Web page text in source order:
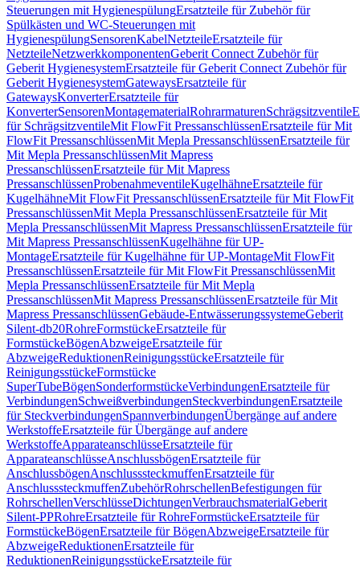
Steuerungen mit HygienespülungErsatzteile für Zubehör für
Spülkästen und WC-Steuerungen mit
HygienespülungSensorenKabelNetzteileErsatzteile für
NetzteileNetzwerkkomponentenGeberit Connect Zubehör für
Geberit HygienesystemErsatzteile für Geberit Connect Zubehör für
Geberit HygienesystemGatewaysErsatzteile für
GatewaysKonverterErsatzteile für
KonverterSensorenMontagematerialRohrarmaturenSchrägsitzventile
für SchrägsitzventileMit FlowFit PressanschlüssenErsatzteile für Mit
FlowFit PressanschlüssenMit Mepla PressanschlüssenErsatzteile für
Mit Mepla PressanschlüssenMit Mapress
PressanschlüssenErsatzteile für Mit Mapress
PressanschlüssenProbenahmeventileKugelhähneErsatzteile für
KugelhähneMit FlowFit PressanschlüssenErsatzteile für Mit FlowFit
PressanschlüssenMit Mepla PressanschlüssenErsatzteile für Mit
Mepla PressanschlüssenMit Mapress PressanschlüssenErsatzteile für
Mit Mapress PressanschlüssenKugelhähne für UP-
MontageErsatzteile für Kugelhähne für UP-MontageMit FlowFit
PressanschlüssenErsatzteile für Mit FlowFit PressanschlüssenMit
Mepla PressanschlüssenErsatzteile für Mit Mepla
PressanschlüssenMit Mapress PressanschlüssenErsatzteile für Mit
Mapress PressanschlüssenGebäude-EntwässerungssystemeGeberit
Silent-db20RohreFormstückeErsatzteile für
FormstückeBögenAbzweigeErsatzteile für
AbzweigeReduktionenReinigungsstückeErsatzteile für
ReinigungsstückeFormstücke
SuperTubeBögenSonderformstückeVerbindungenErsatzteile für
VerbindungenSchweißverbindungenSteckverbindungenErsatzteile
für SteckverbindungenSpannverbindungenÜbergänge auf andere
WerkstoffeErsatzteile für Übergänge auf andere
WerkstoffeApparateanschlüsseErsatzteile für
ApparateanschlüsseAnschlussbögenErsatzteile für
AnschlussbögenAnschlusssteckmuffenErsatzteile für
AnschlusssteckmuffenZubehörRohrschellenBefestigungen für
RohrschellenVerschlüsseDichtungenVerbrauchsmaterialGeberit
Silent-PPRohreErsatzteile für RohreFormstückeErsatzteile für
FormstückeBögenErsatzteile für BögenAbzweigeErsatzteile für
AbzweigeReduktionenErsatzteile für
ReduktionenReinigungsstückeErsatzteile für